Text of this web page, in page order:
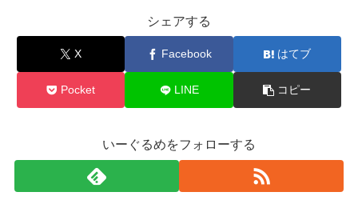
シェアする
X Facebook はてブ
Pocket LINE コピー
いーぐるめをフォローする